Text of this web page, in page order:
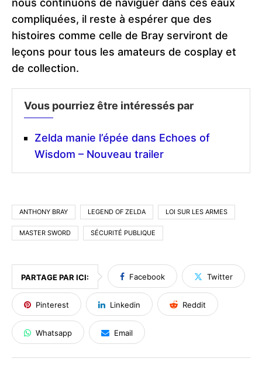
nous continuons de naviguer dans ces eaux
compliquées, il reste à espérer que des
histoires comme celle de Bray serviront de
leçons pour tous les amateurs de cosplay et
de collection.
Vous pourriez être intéressés par
Zelda manie l’épée dans Echoes of
Wisdom – Nouveau trailer
ANTHONY BRAY LEGEND OF ZELDA LOI SUR LES ARMES
MASTER SWORD SÉCURITÉ PUBLIQUE
PARTAGE PAR ICI: Facebook Twitter
Pinterest Linkedin Reddit
Whatsapp Email